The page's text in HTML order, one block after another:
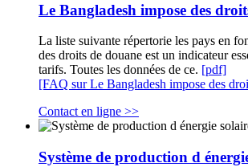
Le Bangladesh impose des
La liste suivante répertorie les pays en
des droits de douane est un indicateur
tarifs. Toutes les données de ce. [pdf]
[FAQ sur Le Bangladesh impose des
Contact en ligne >>
Système de production d